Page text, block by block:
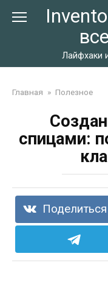
Лайфхаки
Главная » Полезное
спицами: